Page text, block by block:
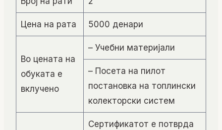
Цена на рата 5000 денари
Во цената на
обуката е
вклучено
– Учебни материјали
– Посета на пилот
постановка на топлински
колекторски систем
Сертификатот е потврда